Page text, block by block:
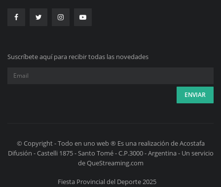
Suscríbete aquí para recibir todas las novedades
© Copyright - Todo en uno web ® Es una realización de Acostafa
Difusión - Castelli 1875 - Santo Tomé - C.P.3000 - Argentina - Un servicio
de QueStreaming.com
Fiesta Provincial del Deporte 2025